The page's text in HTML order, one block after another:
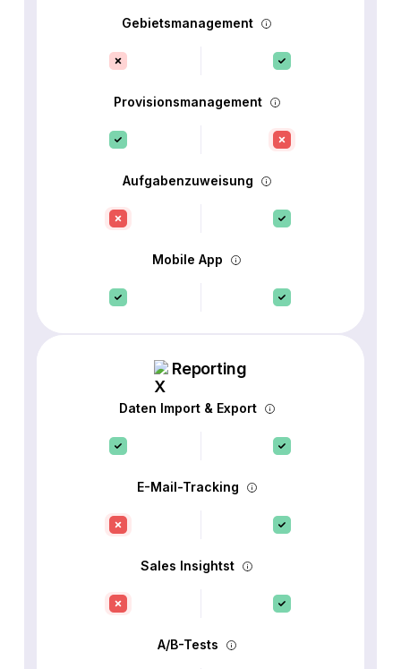
Gebietsmanagement
Provisionsmanagement
Aufgabenzuweisung
Mobile App
Reporting
Daten Import & Export
E-Mail-Tracking
Sales Insightst
A/B-Tests